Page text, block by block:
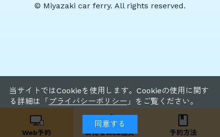
当サイトではCookieを使用します。Cookieの使用に関す
る詳細は「 プライバシーポリシー 」をご覧ください。
同意する
© Miyazaki car ferry. All rights reserved.
Web予約 お得なWeb運賃 予約方法